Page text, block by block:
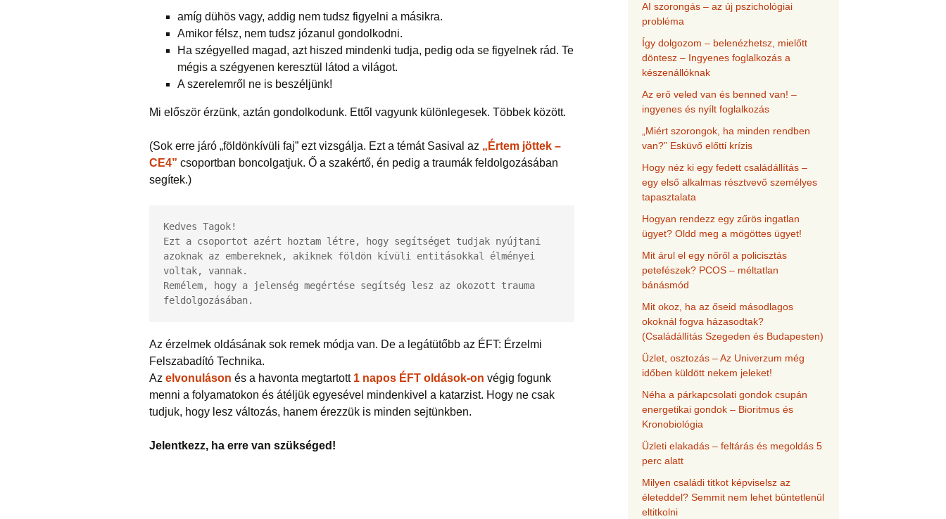
amíg dühös vagy, addig nem tudsz figyelni a másikra.
Amikor félsz, nem tudsz józanul gondolkodni.
Ha szégyelled magad, azt hiszed mindenki tudja, pedig oda se figyelnek rád. Te
mégis a szégyenen keresztül látod a világot.
A szerelemről ne is beszéljünk!
Mi először érzünk, aztán gondolkodunk. Ettől vagyunk különlegesek. Többek között.
(Sok erre járó „földönkívüli faj” ezt vizsgálja. Ezt a témát Sasival az „Értem jöttek –
CE4” csoportban boncolgatjuk. Ő a szakértő, én pedig a traumák feldolgozásában
segítek.)
Kedves Tagok!
Ezt a csoportot azért hoztam létre, hogy segítséget tudjak nyújtani
azoknak az embereknek, akiknek földön kívüli entitásokkal élményei
voltak, vannak.
Remélem, hogy a jelenség megértése segítség lesz az okozott trauma
feldolgozásában.
Az érzelmek oldásának sok remek módja van. De a legátütőbb az ÉFT: Érzelmi
Felszabadító Technika.
Az elvonuláson és a havonta megtartott 1 napos ÉFT oldások-on végig fogunk
menni a folyamatokon és átéljük egyesével mindenkivel a katarzist. Hogy ne csak
tudjuk, hogy lesz változás, hanem érezzük is minden sejtünkben.
Jelentkezz, ha erre van szükséged!
AI szorongás – az új pszichológiai
probléma
Így dolgozom – belenézhetsz, mielőtt
döntesz – Ingyenes foglalkozás a
készenállóknak
Az erő veled van és benned van! –
ingyenes és nyílt foglalkozás
„Miért szorongok, ha minden rendben
van?” Esküvő előtti krízis
Hogy néz ki egy fedett családállítás –
egy első alkalmas résztvevő személyes
tapasztalata
Hogyan rendezz egy zűrös ingatlan
ügyet? Oldd meg a mögöttes ügyet!
Mit árul el egy nőről a policisztás
petefészek? PCOS – méltatlan
bánásmód
Mit okoz, ha az őseid másodlagos
okoknál fogva házasodtak?
(Családállítás Szegeden és Budapesten)
Üzlet, osztozás – Az Univerzum még
időben küldött nekem jeleket!
Néha a párkapcsolati gondok csupán
energetikai gondok – Bioritmus és
Kronobiológia
Üzleti elakadás – feltárás és megoldás 5
perc alatt
Milyen családi titkot képviselsz az
életeddel? Semmit nem lehet büntetlenül
eltitkolni